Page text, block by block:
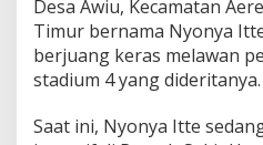
n
t
u
a
n
b
Desa Awiu, Kecamatan
Timur bernama Nyonya
berjuang keras melawan
stadium 4 yang dideritanya.
Saat ini, Nyonya Itte